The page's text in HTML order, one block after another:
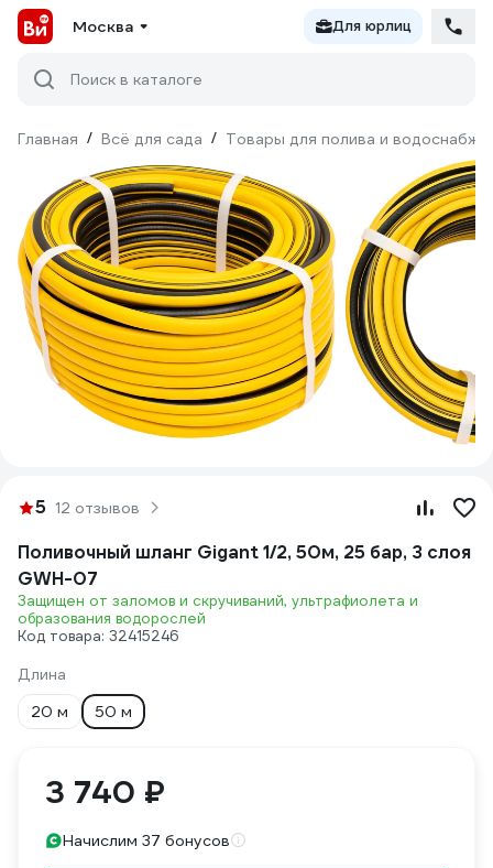
Москва Для юрлиц
Поиск в каталоге
Главная / Всё для сада / Товары для полива и
5 12 отзывов
Поливочный шланг Gigant 1/2, 50м, 25 бар, 3 слоя
GWH-07
Защищен от заломов и скручиваний, ультрафиолета и
образования водорослей
Код товара: 32415246
Длина
20 м
50 м
3 740 ₽
Начислим 37 бонусов